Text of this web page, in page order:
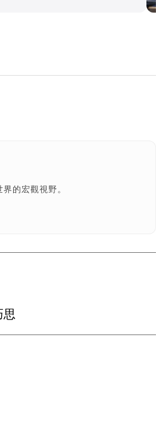
的宏觀視野。